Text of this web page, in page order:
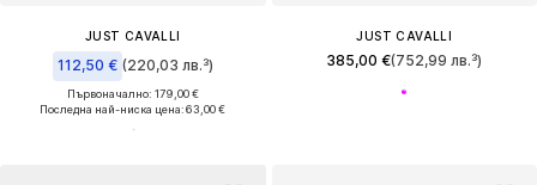
JUST CAVALLI
112,50 € (220,03 лв.³)
Първоначално: 179,00 €
Последна най-ниска цена:63,00 €
JUST CAVALLI
385,00 €(752,99 лв.³)